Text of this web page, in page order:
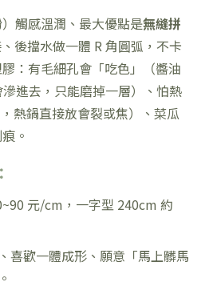
觸感溫潤、最大優點是無縫拼
後擋水做一體 R 角圓弧，不卡
：有毛細孔會「吃色」（醬油
進去，只能磨掉一層）、怕熱
，熱鍋直接放會裂或焦）、菜瓜
。
元/cm，一字型 240cm 約
喜歡一體成形、願意「馬上髒馬